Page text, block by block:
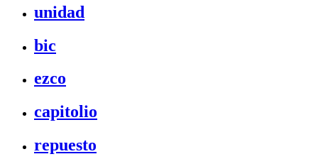
unidad
bic
ezco
capitolio
repuesto